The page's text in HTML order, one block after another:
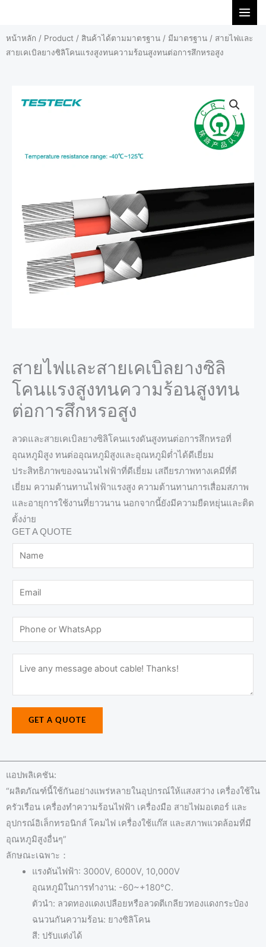
content
หน้าหลัก / Product / สินค้าได้ตามมาตรฐาน / มีมาตรฐาน / สายไฟและ
สายเคเบิลยางซิลิโคนแรงสูงทนความร้อนสูงทนต่อการสึกหรอสูง
สายไฟและสายเคเบิลยางซิลิ
โคนแรงสูงทนความร้อนสูงทน
ต่อการสึกหรอสูง
ลวดและสายเคเบิลยางซิลิโคนแรงดันสูงทนต่อการสึกหรอที่
อุณหภูมิสูง ทนต่ออุณหภูมิสูงและอุณหภูมิต่ำได้ดีเยี่ยม
ประสิทธิภาพของฉนวนไฟฟ้าที่ดีเยี่ยม เสถียรภาพทางเคมีที่ดี
เยี่ยม ความต้านทานไฟฟ้าแรงสูง ความต้านทานการเสื่อมสภาพ
และอายุการใช้งานที่ยาวนาน นอกจากนี้ยังมีความยืดหยุ่นและติด
ตั้งง่าย
GET A QUOTE
a
m
m
a
h
o
W
s
s
s
*
GET A QUOTE
แอปพลิเคชัน:
“ผลิตภัณฑ์นี้ใช้กันอย่างแพร่หลายในอุปกรณ์ให้แสงสว่าง เครื่องใช้ใน
ครัวเรือน เครื่องทำความร้อนไฟฟ้า เครื่องมือ สายไฟมอเตอร์ และ
อุปกรณ์อิเล็กทรอนิกส์ โคมไฟ เครื่องใช้แก๊ส และสภาพแวดล้อมที่มี
อุณหภูมิสูงอื่นๆ”
ลักษณะเฉพาะ：
แรงดันไฟฟ้า: 3000V, 6000V, 10,000V
อุณหภูมิในการทำงาน: -60~+180°C.
ตัวนำ: ลวดทองแดงเปลือยหรือลวดตีเกลียวทองแดงกระป๋อง
ฉนวนกันความร้อน: ยางซิลิโคน
สี: ปรับแต่งได้